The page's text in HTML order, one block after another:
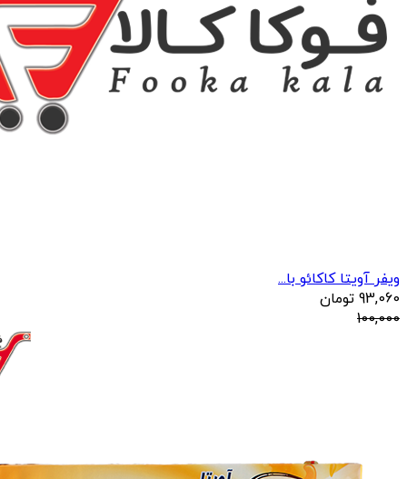
ویفر آویتا کاکائو با...
93,060 تومان
100,000